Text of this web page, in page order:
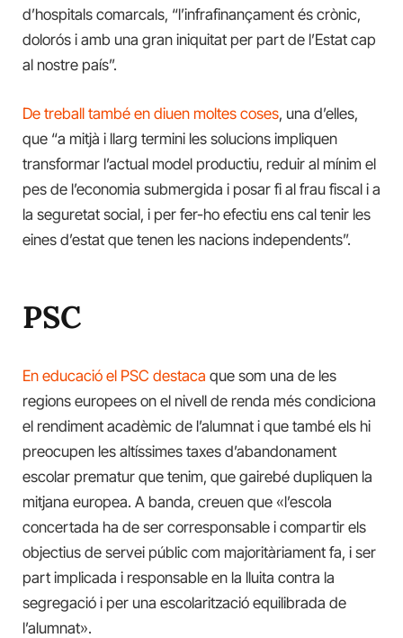
d’hospitals comarcals, “l’infrafinançament és crònic,
dolorós i amb una gran iniquitat per part de l’Estat cap
al nostre país”.
De treball també en diuen moltes coses, una d’elles,
que “a mitjà i llarg termini les solucions impliquen
transformar l’actual model productiu, reduir al mínim el
pes de l’economia submergida i posar fi al frau fiscal i a
la seguretat social, i per fer-ho efectiu ens cal tenir les
eines d’estat que tenen les nacions independents”.
PSC
En educació el PSC destaca que som una de les
regions europees on el nivell de renda més condiciona
el rendiment acadèmic de l’alumnat i que també els hi
preocupen les altíssimes taxes d’abandonament
escolar prematur que tenim, que gairebé dupliquen la
mitjana europea. A banda, creuen que «l’escola
concertada ha de ser corresponsable i compartir els
objectius de servei públic com majoritàriament fa, i ser
part implicada i responsable en la lluita contra la
segregació i per una escolarització equilibrada de
l’alumnat».